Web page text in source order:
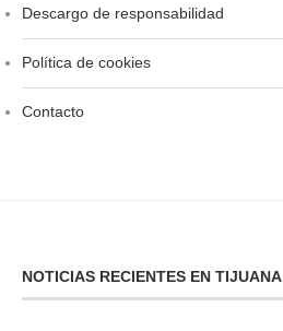
Descargo de responsabilidad
Política de cookies
Contacto
NOTICIAS RECIENTES EN TIJUANA